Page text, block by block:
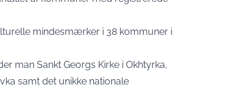
mindesmærker i 38 kommuner i
man Sankt Georgs Kirke i Okhtyrka,
samt det unikke nationale